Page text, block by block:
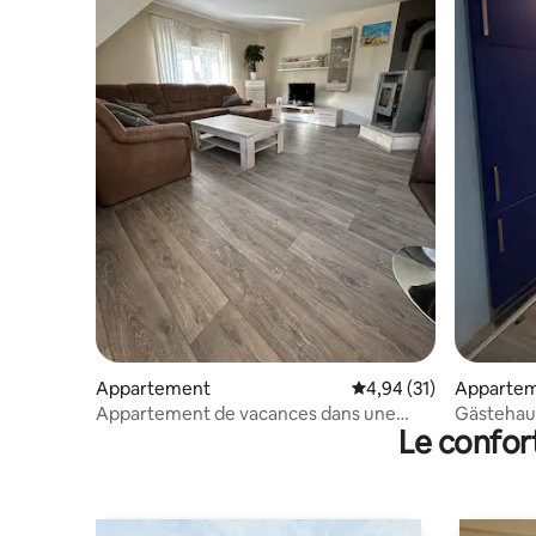
Appartement Évaluation moyenne
4,94 (31)
Appartement de vacances dans une
Le